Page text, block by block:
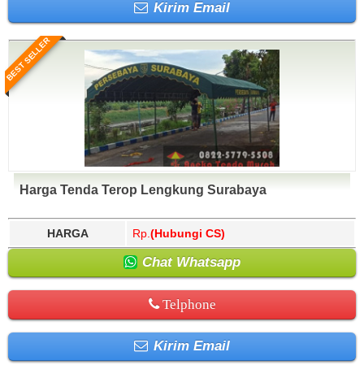
Kirim Email
BEST SELLER
Harga Tenda Terop Lengkung Surabaya
HARGA Rp. (Hubungi CS)
Chat Whatsapp
Telphone
Kirim Email